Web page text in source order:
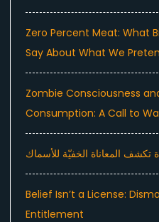
Zero Percent Meat: What
Say About What We
Zombie Consciousness
Consumption: A Call to
تكشف المعاناة الخفيّة للأسماك
Belief Isn’t a License:
Entitlement